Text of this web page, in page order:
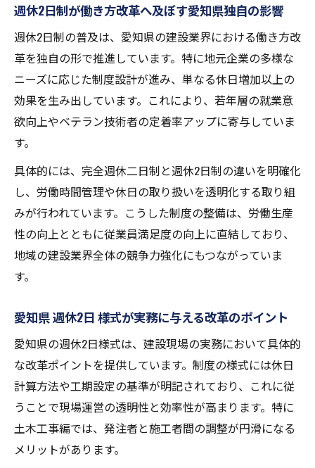
週休2日制が働き方改革へ及ぼす愛知県独自の影響
週休2日制の普及は、愛知県の建設業界における働き方改
革を独自の形で推進しています。特に地元企業の多様な
ニーズに応じた制度設計が進み、単なる休日増加以上の
効果を生み出しています。これにより、若年層の就業意
欲向上やベテラン技術者の定着率アップに寄与していま
す。
具体的には、完全週休二日制と週休2日制の違いを明確化
し、労働時間管理や休日の取り扱いを透明化する取り組
みが行われています。こうした制度の整備は、労働生産
性の向上とともに従業員満足度の向上に直結しており、
地域の建設業界全体の競争力強化にもつながっていま
す。
愛知県 週休2日 様式が実務に与える改革のポイント
愛知県の週休2日様式は、建設現場の実務において具体的
な改革ポイントを提供しています。制度の様式には休日
計算方法や工期設定の基準が明記されており、これに従
うことで現場運営の透明性と効率性が高まります。特に
土木工事編では、発注者と施工者間の調整が円滑になる
メリットがあります。